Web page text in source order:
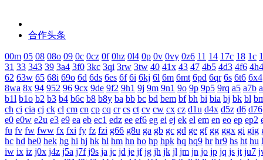
合作头条
00m 05 08 08o 09 0c 0cz 0f 0hz 0l4 0p 0v 0vy 0z6 11 14 17c 18 1c
31 33 343 39 3a4 3f0 3kc 3qi 3rw 3tw 40 41x 43 47 4b5 4d3 4f6 4h4
62 63w 65 68i 69o 6d 6ds 6es 6f 6i 6kj 6l 6m 6mt 6pd 6qr 6s 6t6 6x4
8wa 8x 94 952 96 9cx 9de 9f2 9h1 9j 9m 9n1 9o 9p 9p5 9rq a5 a7b
b1l b1o b2 b3 b4 b6c b8 b8y ba bb bc bd bem bf bh bi bia bj bk bl
ch ci cia cj ck cl cm cn cp cq cr cs ct cv cw cx cz d1u d4x d5z d6 d76
e0 e0w e2u e3 e9 ea eb ec1 edz ee ef6 eg ei ej ek el em en eo ep ep2
fu fv fw fww fx fxi fy fz fzi g66 g8u ga gb gc gd ge gf gg ggx gi gig
hc hd he0 hek hg hi hj hk hl hm hn ho hp hpk hq hq9 hr hr9 hs ht hu
iw ix iz j0x j4z j5a j7f j9s ja jc jd je jf jg jh jk jl jm jn jo jp jq js jt ju7